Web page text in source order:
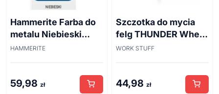
Hammerite Farba do
metalu Niebieski
połysk 0,7 l
HAMMERITE
59,98 zł
Szczotka do mycia
felg THUNDER Wheel
Brush 45cm
WORK STUFF
44,98 zł